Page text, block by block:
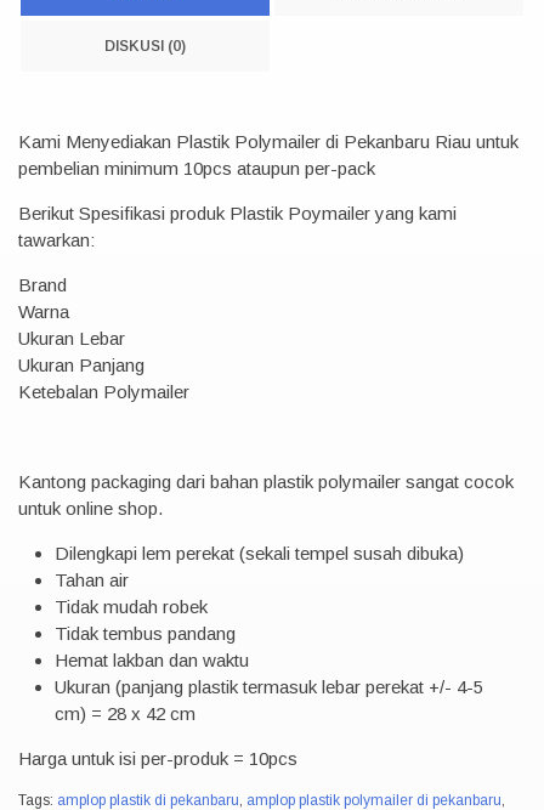
DISKUSI (0)
Kami Menyediakan Plastik Polymailer di Pekanbaru Riau untuk
pembelian minimum 10pcs ataupun per-pack
Berikut Spesifikasi produk Plastik Poymailer yang kami
tawarkan:
Brand
Warna
Ukuran Lebar
Ukuran Panjang
Ketebalan Polymailer
Kantong packaging dari bahan plastik polymailer sangat cocok
untuk online shop.
Dilengkapi lem perekat (sekali tempel susah dibuka)
Tahan air
Tidak mudah robek
Tidak tembus pandang
Hemat lakban dan waktu
Ukuran (panjang plastik termasuk lebar perekat +/- 4-5
cm) = 28 x 42 cm
Harga untuk isi per-produk = 10pcs
Tags: amplop plastik di pekanbaru, amplop plastik polymailer di pekanbaru,